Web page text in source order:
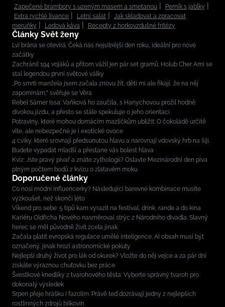
Zapečené brambory s uzeným masem a smetanou
Perník s jablky
Extra rychlé lívance
Letní salát
Jak skladovat a zpracovat
meruňky
Ledová káva Recepty z horkovzdušné fritézy
Články Svět ženy
Lví brána se otevírá: Čeká nás nejsilnější den roku, ideální pro nové
začátky
Zachránil 194 vojáků a přitom vážil jen pár set gramů. Holub Cher Ami se
stal legendou první světové války
„Po smrti manžela jsem začala znovu žít, děti mi ale říkají, že na něj
zapomínám,“ svěřuje se Věra
Rebel Sámer Issa: Vaňková ho zaučila, s Hanychovou prožil hodně
divokou jízdu, a přesto se stále spekuluje o jeho orientaci
Potraviny, které mohou domácím mazlíčkům ublížit: O čokoládě určitě
víte, ale nebezpečné je i exotické ovoce
4 cviky, které srovnají předsunutou hlavu a narovnají vdovský hrb na šíji.
Budete vypadat mladší a přestane vás bolest hlava
Kvíz: Jste pravý pivař a znáte zythologii? Oslavte Mezinárodní den piva
plným počtem bodů z kvízu o zlatavém moku
Doporučené články
Co nosí módní influencerky? Následující barevné kombinace musíte
vyzkoušet, než skončí léto
Víkend pro sebe: 5 tipů kam vyrazit na festival, drink, rande a do kina
Kariéru Oldřicha Nového nasměroval strýc z Národního divadla: Slavný
herec se měl původně živit zcela jinak
Začala platit evropská regulace umělé inteligence. AI obsah musí být
označený, jinak hrozí astronomické pokuty
Nejlepší druhý život pro lák od okurek? Vložte do něj vejce a za pár dní
získáte výraznou chuťovku bez práce
Švestkové knedlíky z tvarohového těsta: Vyberte správný tvaroh pro
dokonalý výsledek
Srpen přeje hrášku i fazolím. Právě teď dozrávají jedny z nejlepších
rostlinných zdrojů bílkovin